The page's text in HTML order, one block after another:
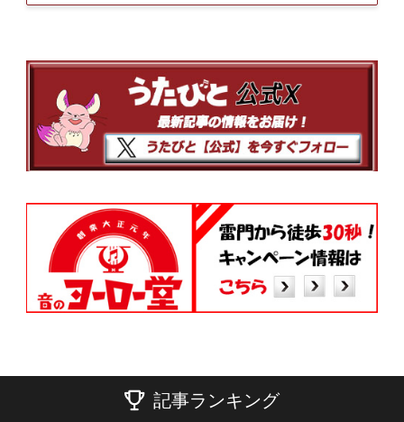
記事ランキング